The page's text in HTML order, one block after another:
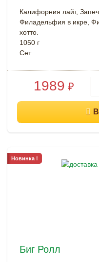
Калифорния лайт,
Филадельфия в икре,
хотто.
1050 г
Cет
1989 ₽
Биг Ролл
Новинка !